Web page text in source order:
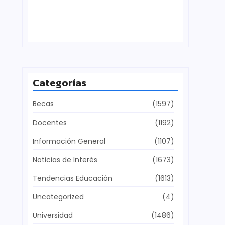
Categorías
Becas
(1597)
Docentes
(1192)
Información General
(1107)
Noticias de Interés
(1673)
Tendencias Educación
(1613)
Uncategorized
(4)
Universidad
(1486)